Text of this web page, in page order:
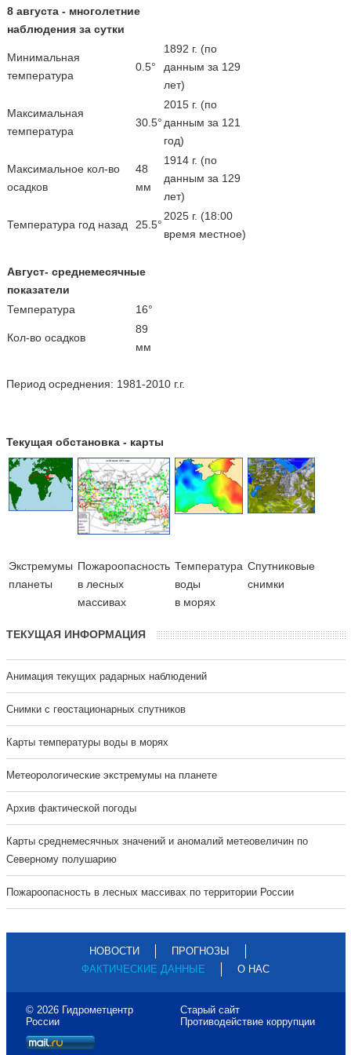
8 августа - многолетние
наблюдения за сутки
Минимальная
температура
0.5°
1892 г. (по
данным за 129
лет)
Максимальная
температура
30.5°
2015 г. (по
данным за 121
год)
Максимальное кол-во
осадков
48
мм
1914 г. (по
данным за 129
лет)
Температура год назад 25.5°
2025 г. (18:00
время местное)
Август- среднемесячные
показатели
Температура
16°
Кол-во осадков
89
мм
Период осреднения: 1981-2010 г.г.
Текущая обстановка - карты
Экстремумы
планеты
Пожароопасность
в лесных
массивах
Температура
воды
в морях
Cпутниковые
снимки
ТЕКУЩАЯ ИНФОРМАЦИЯ
Анимация текущих радарных наблюдений
Cнимки с геостационарных спутников
Карты температуры воды в морях
Метеорологические экстремумы на планете
Архив фактической погоды
Карты среднемесячных значений и аномалий метеовеличин по
Северному полушарию
Пожароопасность в лесных массивах по территории России
НОВОСТИ
ПРОГНОЗЫ
ФАКТИЧЕСКИЕ ДАННЫЕ
О НАС
© 2026 Гидрометцентр
России
Старый сайт
Противодействие коррупции